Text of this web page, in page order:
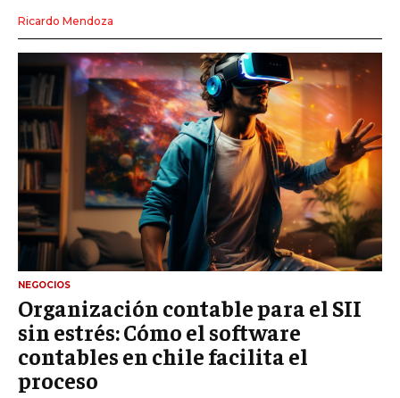
Ricardo Mendoza
NEGOCIOS
Organización contable para el SII
sin estrés: Cómo el software
contables en chile facilita el
proceso